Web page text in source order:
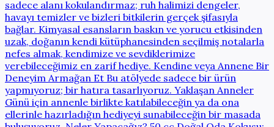
sadece alanı kokulandırmaz; ruh halimizi dengeler,
havayı temizler ve bizleri bitkilerin gerçek şifasıyla
bağlar. Kimyasal esansların baskın ve yorucu etkisinden
uzak, doğanın kendi kütüphanesinden seçilmiş notalarla
nefes almak, kendimize ve sevdiklerimize
verebileceğimiz en zarif hediye. Kendine veya Annene Bir
Deneyim Armağan Et Bu atölyede sadece bir ürün
yapmıyoruz; bir hatıra tasarlıyoruz. Yaklaşan Anneler
Günü için annenle birlikte katılabileceğin ya da ona
ellerinle hazırladığın hediyeyi sunabileceğin bir masada